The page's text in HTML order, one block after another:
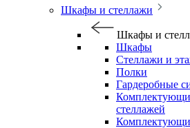
Шкафы и стеллажи
Шкафы и
Шкафы
Стеллажи и
Полки
Гардеробные
стеллажей